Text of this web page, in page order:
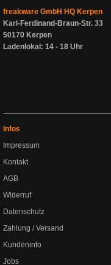
freakware GmbH HQ Kerpen
Karl-Ferdinand-Braun-Str. 33
50170 Kerpen
Ladenlokal: 14 - 18 Uhr
Infos
Impressum
Kontakt
AGB
Widerruf
Datenschutz
Zahlung / Versand
Kundeninfo
Jobs